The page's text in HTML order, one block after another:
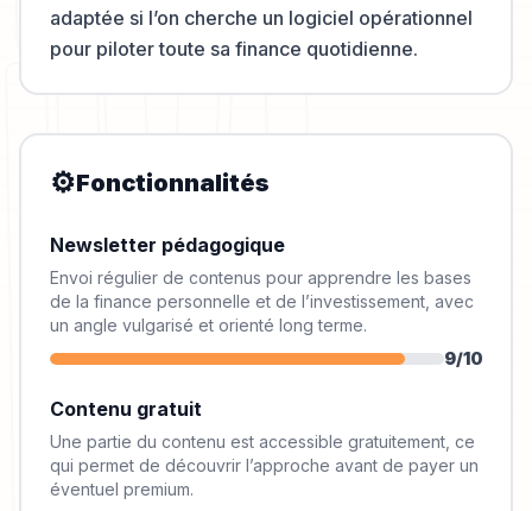
adaptée si l’on cherche un logiciel opérationnel
pour piloter toute sa finance quotidienne.
⚙️Fonctionnalités
Newsletter pédagogique
Envoi régulier de contenus pour apprendre les bases
de la finance personnelle et de l’investissement, avec
un angle vulgarisé et orienté long terme.
9/10
Contenu gratuit
Une partie du contenu est accessible gratuitement, ce
qui permet de découvrir l’approche avant de payer un
éventuel premium.